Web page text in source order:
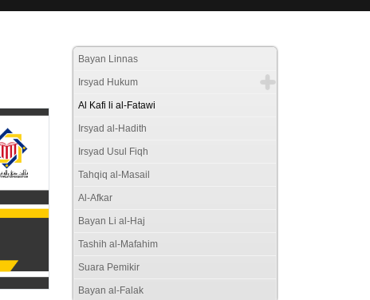
Bayan Linnas
Irsyad Hukum
Al Kafi li al-Fatawi
Irsyad al-Hadith
Irsyad Usul Fiqh
Tahqiq al-Masail
Al-Afkar
Bayan Li al-Haj
Tashih al-Mafahim
Suara Pemikir
Bayan al-Falak